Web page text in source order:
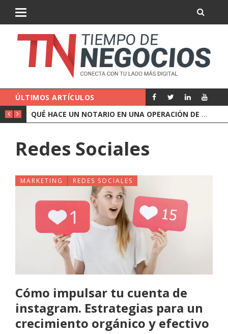
ÚLTIMOS ARTÍCULOS
QUÉ HACE UN NOTARIO EN UNA OPERACIÓN DE EMPRESA
Redes Sociales
MARKETING REDES SOCIALES
Cómo impulsar tu cuenta de
instagram. Estrategias para un
crecimiento orgánico y efectivo